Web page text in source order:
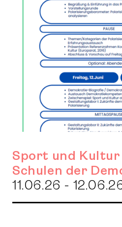
Sport und Kultur
Schulen der
11.06.26 -